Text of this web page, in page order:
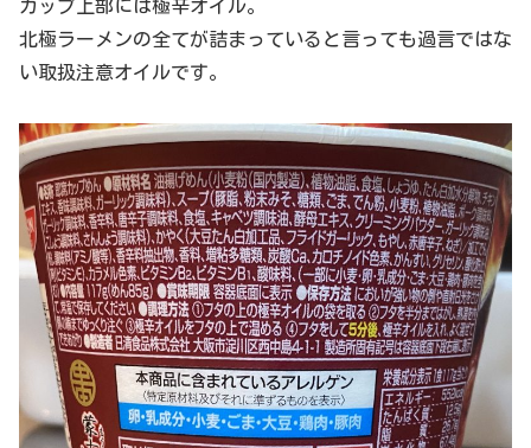
カップ上部には極辛オイル。
北極ラーメンの全てが詰まっていると言っても過言ではな
い取扱注意オイルです。